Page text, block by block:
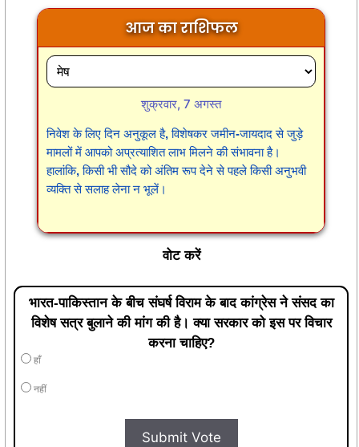
आज का राशिफल
शुक्रवार, 7 अगस्त
निवेश के लिए दिन अनुकूल है, विशेषकर जमीन-जायदाद से जुड़े
मामलों में आपको अप्रत्याशित लाभ मिलने की संभावना है।
हालांकि, किसी भी सौदे को अंतिम रूप देने से पहले किसी अनुभवी
व्यक्ति से सलाह लेना न भूलें।
वोट करें
भारत-पाकिस्तान के बीच संघर्ष विराम के बाद कांग्रेस ने संसद का
विशेष सत्र बुलाने की मांग की है। क्या सरकार को इस पर विचार
करना चाहिए?
हाँ
नहीं
Submit Vote